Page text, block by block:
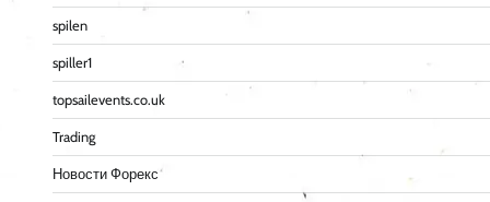
spilen
spiller1
topsailevents.co.uk
Trading
Новости Форекс